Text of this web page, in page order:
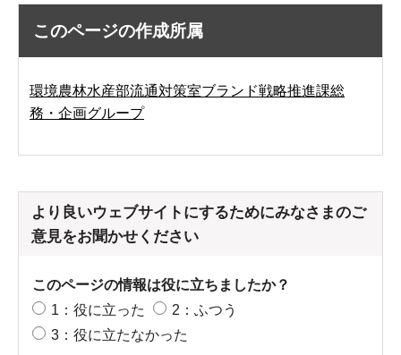
このページの作成所属
環境農林水産部流通対策室ブランド戦略推進課総
務・企画グループ
より良いウェブサイトにするためにみなさまのご
意見をお聞かせください
このページの情報は役に立ちましたか？
1：役に立った
2：ふつう
3：役に立たなかった